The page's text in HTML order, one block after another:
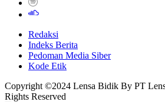
Redaksi
Indeks Berita
Pedoman Media Siber
Kode Etik
Copyright ©2024 Lensa Bidik By PT
Rights Reserved